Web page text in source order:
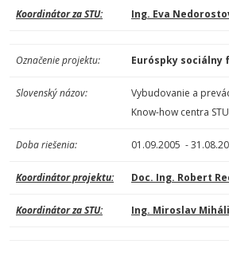
Koordinátor za STU: Ing. Eva
Označenie projektu: Euróspky sociálny
Slovenský názov:
Vybudovanie a
Know-how centra STU
Doba riešenia: 01.09.2005 -
Koordinátor projektu: Doc. Ing. Robert
Koordinátor za STU: Ing. Miroslav